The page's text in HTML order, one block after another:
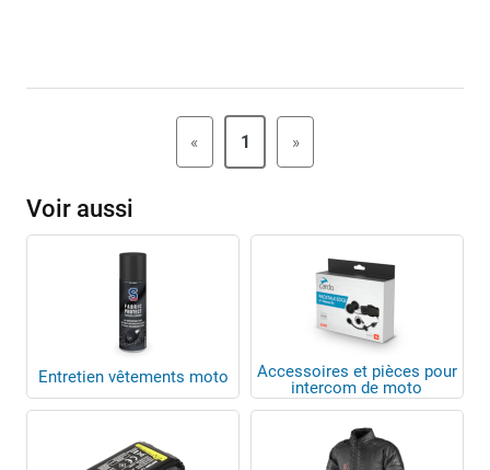
« 1 »
Voir aussi
Entretien vêtements moto
Accessoires et pièces pour
intercom de moto